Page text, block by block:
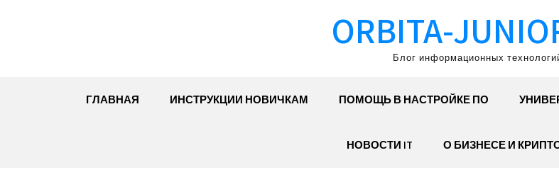
ORBITA-
Блог информационных
ГЛАВНАЯ ИНСТРУКЦИИ НОВИЧКАМ ПОМОЩЬ В НАСТРОЙКЕ ПО
НОВОСТИ IT О БИЗНЕСЕ И